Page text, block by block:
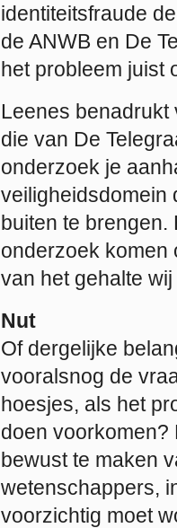
identiteitsfraude
de ANWB en De
het probleem juist
Leenes benadrukt
die van De
onderzoek je
veiligheidsdomein
buiten te
onderzoek komen
van het gehalte
Nut
Of dergelijke
vooralsnog de
hoesjes, als het
doen voorkomen?
bewust te maken
wetenschappers,
voorzichtig moet